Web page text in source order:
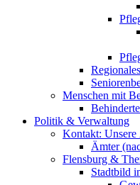
Menschen mit
Politik & Verwaltung
Kontakt: Unsere
Ämter
Flensburg &
Stadtbild